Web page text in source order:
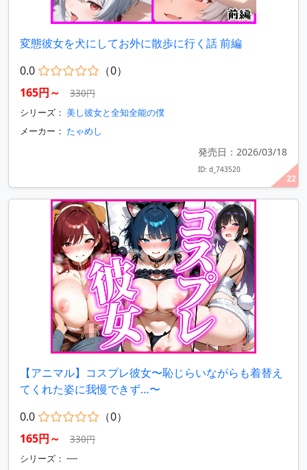
22
変態彼女を犬にしてお外に散歩に行く話 前編
0.0
（0）
165円～
330円
シリーズ： 美し彼女と全知全能の僕
メーカー： たゃめし
発売日：2026/03/18
ID: d_743520
【アニマル】コスプレ彼女〜恥じらいながらも着替え
てくれた姿に我慢できず…〜
0.0
（0）
165円～
330円
シリーズ： ----